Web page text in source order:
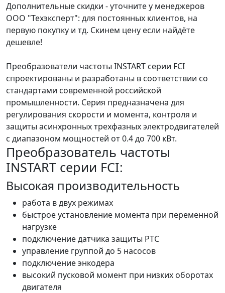
Дополнительные скидки - уточните у менеджеров
ООО "Техэксперт": для постоянных клиентов, на
первую покупку и тд. Скинем цену если найдёте
дешевле!
Преобразователи частоты INSTART серии FCI
спроектированы и разработаны в соответствии со
стандартами современной российской
промышленности. Серия предназначена для
регулирования скорости и момента, контроля и
защиты асинхронных трехфазных электродвигателей
с диапазоном мощностей от 0.4 до 700 кВт.
Преобразователь частоты
INSTART серии FCI:
Высокая производительность
работа в двух режимах
быстрое установление момента при переменной
нагрузке
подключение датчика защиты PTC
управление группой до 5 насосов
подключение энкодера
высокий пусковой момент при низких оборотах
двигателя